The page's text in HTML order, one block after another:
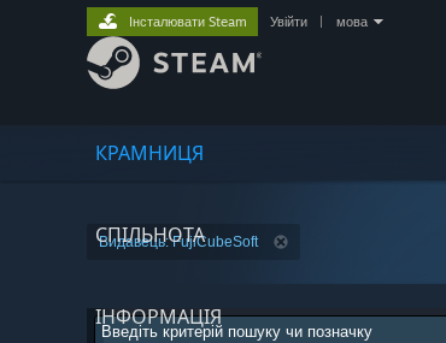
КРАМНИЦЯ
СПІЛЬНОТА
ІНФОРМАЦІЯ
Інсталювати Steam Увійти мова
Видавець: FujiCubeSoft